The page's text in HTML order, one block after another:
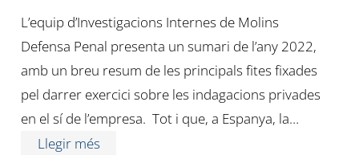
L’equip d’Investigacions Internes de Molins
Defensa Penal presenta un sumari de l’any 2022,
amb un breu resum de les principals fites fixades
pel darrer exercici sobre les indagacions privades
en el sí de l’empresa. Tot i que, a Espanya, la…
Llegir més